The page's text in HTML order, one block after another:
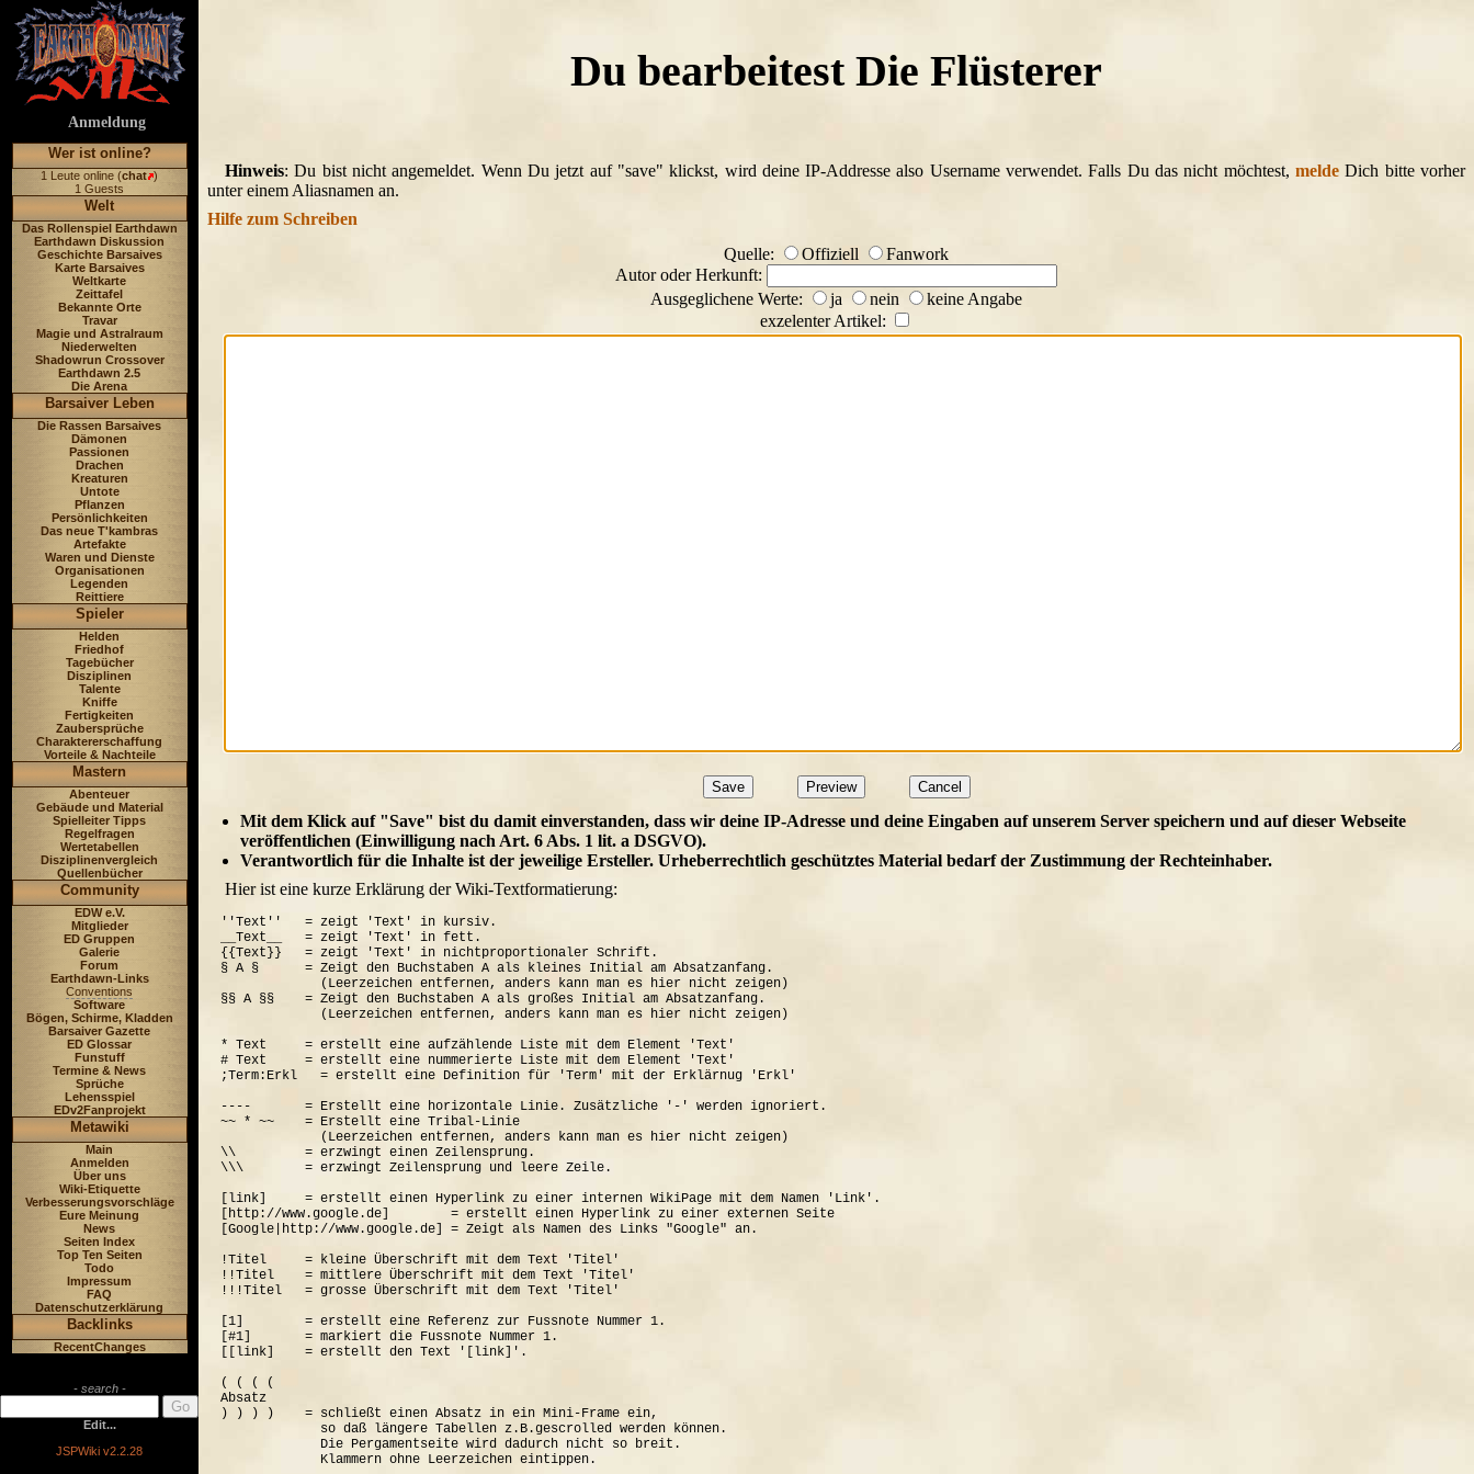
Anmeldung
Wer ist online?
1 Leute online (chat )
1 Guests
Welt
Das Rollenspiel Earthdawn
Earthdawn Diskussion
Geschichte Barsaives
Karte Barsaives
Weltkarte
Zeittafel
Bekannte Orte
Travar
Magie und Astralraum
Niederwelten
Shadowrun Crossover
Earthdawn 2.5
Die Arena
Barsaiver Leben
Die Rassen Barsaives
Dämonen
Passionen
Drachen
Kreaturen
Untote
Pflanzen
Persönlichkeiten
Das neue T'kambras
Artefakte
Waren und Dienste
Organisationen
Legenden
Reittiere
Spieler
Helden
Friedhof
Tagebücher
Disziplinen
Talente
Kniffe
Fertigkeiten
Zaubersprüche
Charaktererschaffung
Vorteile & Nachteile
Mastern
Abenteuer
Gebäude und Material
Spielleiter Tipps
Regelfragen
Wertetabellen
Disziplinenvergleich
Quellenbücher
Community
EDW e.V.
Mitglieder
ED Gruppen
Galerie
Forum
Earthdawn-Links
Conventions
Software
Bögen, Schirme, Kladden
Barsaiver Gazette
ED Glossar
Funstuff
Termine & News
Sprüche
Lehensspiel
EDv2Fanprojekt
Metawiki
Main
Anmelden
Über uns
Wiki-Etiquette
Verbesserungsvorschläge
Eure Meinung
News
Seiten Index
Top Ten Seiten
Todo
Impressum
FAQ
Datenschutzerklärung
Backlinks
RecentChanges
- search -
Edit...
JSPWiki v2.2.28
Du bearbeitest Die Flüsterer
Hinweis: Du bist nicht angemeldet. Wenn Du jetzt auf "save" klickst, wird deine IP-Addresse also Username verwendet. Falls Du das nicht möchtest,melde Dich bitte vorher
unter einem Aliasnamen an.
Hilfe zum Schreiben
Quelle:
Offiziell
Fanwork
Autor oder Herkunft:
Ausgeglichene Werte:
ja nein
keine Angabe
exzelenter Artikel:
Mit dem Klick auf "Save" bist du damit einverstanden, dass wir deine IP-Adresse und deine Eingaben auf unserem Server speichern und auf dieser Webseite
veröffentlichen (Einwilligung nach Art. 6 Abs. 1 lit. a DSGVO).
Verantwortlich für die Inhalte ist der jeweilige Ersteller. Urheberrechtlich geschütztes Material bedarf der Zustimmung der Rechteinhaber.
Hier ist eine kurze Erklärung der Wiki-Textformatierung:
''Text''   = zeigt 'Text' in kursiv.
__Text__   = zeigt 'Text' in fett.
{{Text}}   = zeigt 'Text' in nichtproportionaler Schrift.
§ A §      = Zeigt den Buchstaben A als kleines Initial am Absatzanfang.
             (Leerzeichen entfernen, anders kann man es hier nicht zeigen)
§§ A §§    = Zeigt den Buchstaben A als großes Initial am Absatzanfang.
             (Leerzeichen entfernen, anders kann man es hier nicht zeigen)
* Text     = erstellt eine aufzählende Liste mit dem Element 'Text'
# Text     = erstellt eine nummerierte Liste mit dem Element 'Text'
;Term:Erkl   = erstellt eine Definition für 'Term' mit der Erklärnug 'Erkl'
----       = Erstellt eine horizontale Linie. Zusätzliche '-' werden ignoriert.
~~ * ~~    = Erstellt eine Tribal-Linie
             (Leerzeichen entfernen, anders kann man es hier nicht zeigen)
\\         = erzwingt einen Zeilensprung.
\\\        = erzwingt Zeilensprung und leere Zeile.
[link]     = erstellt einen Hyperlink zu einer internen WikiPage mit dem Namen 'Link'.
[http://www.google.de]        = erstellt einen Hyperlink zu einer externen Seite
[Google|http://www.google.de] = Zeigt als Namen des Links "Google" an.
!Titel     = kleine Überschrift mit dem Text 'Titel'
!!Titel    = mittlere Überschrift mit dem Text 'Titel'
!!!Titel   = grosse Überschrift mit dem Text 'Titel'
[1]        = erstellt eine Referenz zur Fussnote Nummer 1.
[#1]       = markiert die Fussnote Nummer 1.
[[link]    = erstellt den Text '[link]'.
( ( ( (
Absatz
) ) ) )    = schließt einen Absatz in ein Mini-Frame ein,
             so daß längere Tabellen z.B.gescrolled werden können.
             Die Pergamentseite wird dadurch nicht so breit.